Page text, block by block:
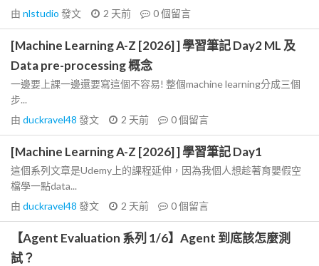
由 nlstudio 發文 2 天前 0個留言
[Machine Learning A-Z [2026] ] 學習筆記 Day2 ML 及
Data pre-processing 概念
一邊要上課一邊還要寫這個不容易! 整個machine learning分成三個
步...
由 duckravel48 發文 2 天前 0個留言
[Machine Learning A-Z [2026] ] 學習筆記 Day1
這個系列文章是Udemy上的課程延伸，因為我個人想趁著育嬰假空
檔學一點data...
由 duckravel48 發文 2 天前 0個留言
【Agent Evaluation 系列 1/6】Agent 到底該怎麼測
試？